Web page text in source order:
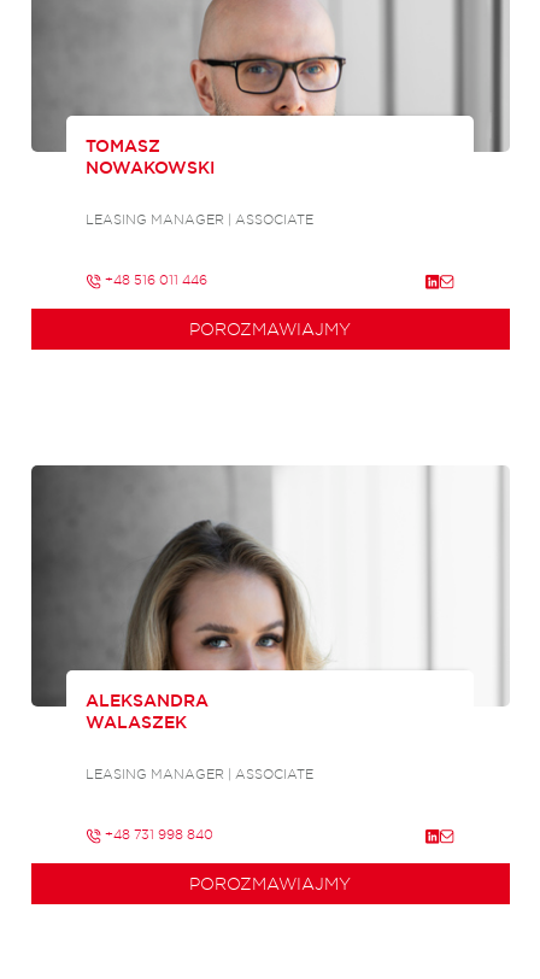
TOMASZ
NOWAKOWSKI
LEASING MANAGER | ASSOCIATE
+48 516 011 446
POROZMAWIAJMY
ALEKSANDRA
WALASZEK
LEASING MANAGER | ASSOCIATE
+48 731 998 840
POROZMAWIAJMY